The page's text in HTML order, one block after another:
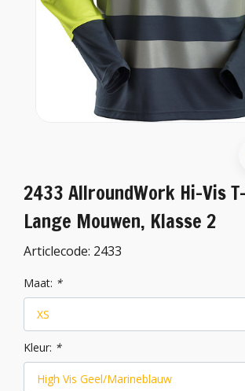
2433 AllroundWork Hi-Vis
Lange Mouwen, Klasse 2
Articlecode: 2433
Maat: *
Kleur: *